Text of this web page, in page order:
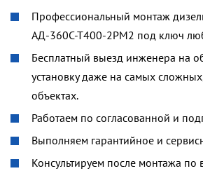
Профессиональный монтаж
АД-360С-Т400-2РМ2 под ключ
Бесплатный выезд инженера на
установку даже на самых
объектах.
Работаем по согласованной и
Выполняем гарантийное и
Консультируем после монтажа по